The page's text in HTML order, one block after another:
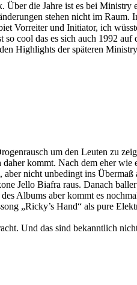
die Jahre ist es bei Ministry
stehen nicht im Raum.
Vorreiter und Initiator, ich
cool das es sich auch 1992 auf
Highlights der späteren
um den Leuten zu
kommt. Nach dem eher
nicht unbedingt ins Übermaß
Jello Biafra raus. Danach
Albums aber kommt es
„Ricky’s Hand“ als pure
Und das sind bekanntlich